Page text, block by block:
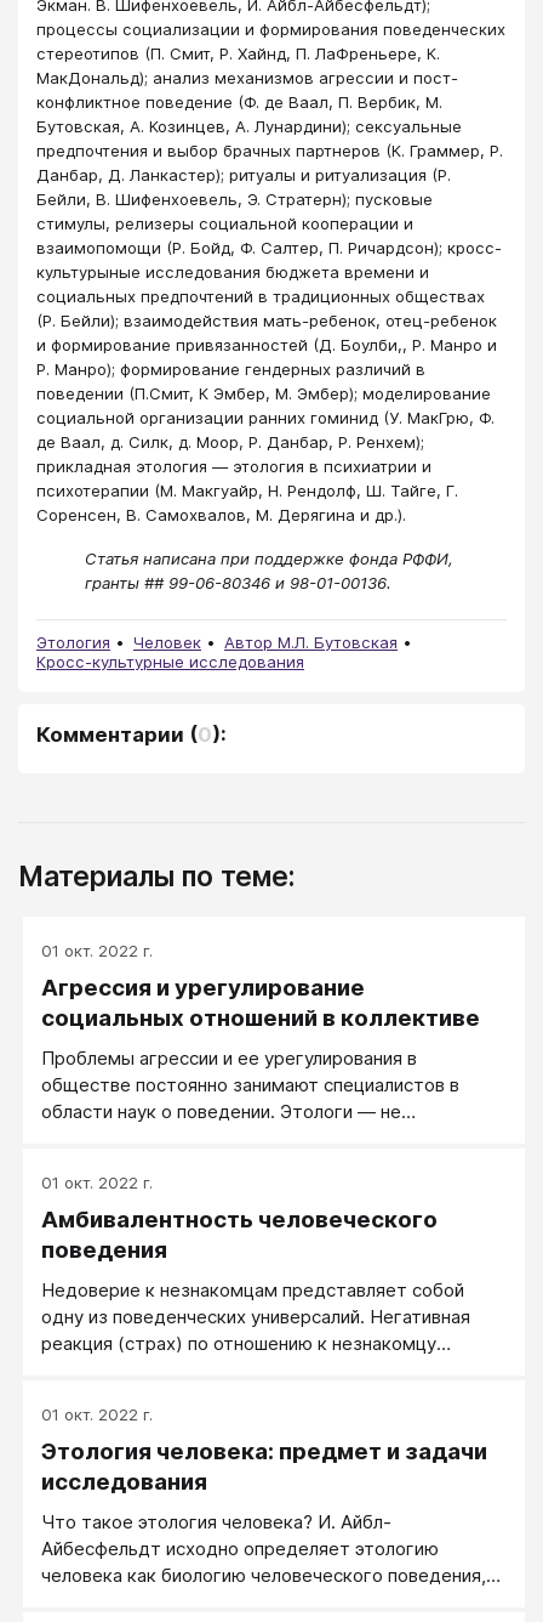
Экман. В. Шифенхоевель, И. Айбл-Айбесфельдт);
процессы социализации и фор­мирования поведенческих
стереотипов (П. Смит, Р. Хайнд, П. ЛаФреньере, К.
МакДональд); анализ механизмов агрессии и пост-
конфликтное поведение (Ф. де Ваал, П. Вербик, М.
Бутовская, А. Козинцев, А. Лунардини); сексуальные
предпочтения и выбор брачных партнеров (К. Граммер, Р.
Данбар, Д. Ланкастер); ритyалы и ритуализация (Р.
Бейли, В. Шифенхоевель, Э. Стратерн); пусковые
стимулы, релизеры социальной кооперации и
взаимопомощи (Р. Бойд, Ф. Салтер, П. Ричардсон); кросс-
культурыные исследования бюджета времени и
социальных предпочтений в традиционных обществах
(Р. Бейли); взаимодействия мать-ребенок, отец-ребенок
и формирование привязанностей (Д. Боулби,, Р. Манро и
Р. Манро); формирование гендерных различий в
поведении (П.Смит, К Эмбер, М. Эмбер); моделирование
социальной организации ранних гоминид (У. МакГрю, Ф.
де Ваал, д. Силк, д. Моор, Р. Данбар, Р. Ренхем);
прикладная этология — этология в психиатрии и
психотерапии (М. Макгуайр, Н. Рендолф, Ш. Тайге, Г.
Соренсен, В. Самохвалов, М. Дерягина и др.).
Статья написана при поддержке фонда РФФИ,
гранты ## 99-06-80346 и 98-01-00136.
Этология Человек
Автор М.Л. Бутовская
Кросс-культурные исследования
Комментарии (0):
Материалы по теме:
01 окт. 2022 г.
Агрессия и урегулирование
социальных отношений в коллективе
Проблемы агрессии и ее урегулирования в
обществе постоянно занимают специалистов в
области наук о поведении. Этологи — не
поиском общих механизмов поддержания
социального равновесия в группе.
01 окт. 2022 г.
Амбивалентность человеческого
поведения
Недоверие к незнакомцам представляет собой
одну из поведенческих универсалий. Негативная
реакция (страх) по отношению к незнакомцу
01 окт. 2022 г.
Этология человека: предмет и задачи
исследования
Что такое этология человека? И. Айбл-
Айбесфельдт исходно определяет этологию
человека как биологию человеческого поведения,